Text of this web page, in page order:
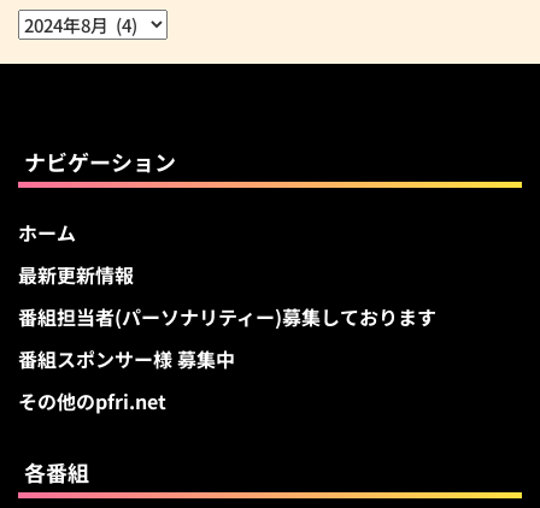
ア
ナビゲーション
ホーム
最新更新情報
番組担当者(パーソナリティー)募集しております
番組スポンサー様 募集中
その他のpfri.net
各番組